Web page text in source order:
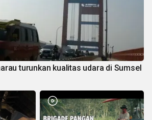
turunkan kualitas udara di Sumsel